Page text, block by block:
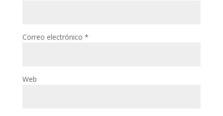
Correo electrónico *
Web